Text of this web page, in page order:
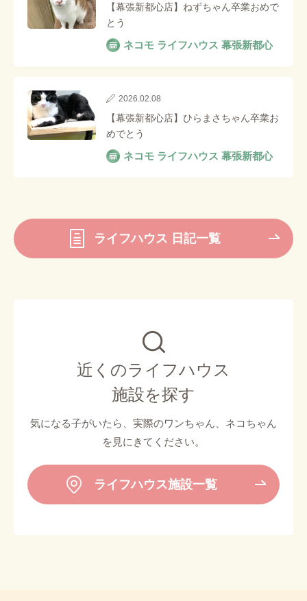
【幕張新都心店】ねずちゃん卒業おめで
とう
ネコモ ライフハウス 幕張新都心
2026.02.08
【幕張新都心店】ひらまさちゃん卒業お
めでとう
ネコモ ライフハウス 幕張新都心
ライフハウス 日記一覧
近くのライフハウス
施設を探す
気になる子がいたら、実際のワンちゃん、ネコちゃん
を見にきてください。
ライフハウス施設一覧